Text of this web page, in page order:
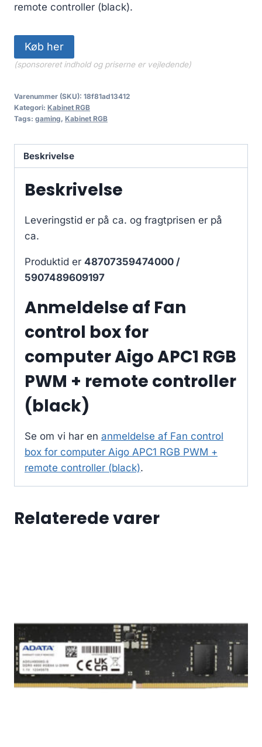
remote controller (black).
Køb her
(sponsoreret indhold og priserne er vejledende)
Varenummer (SKU): 18f81ad13412
Kategori: Kabinet RGB
Tags: gaming, Kabinet RGB
Beskrivelse
Beskrivelse
Leveringstid er på ca. og fragtprisen er på
ca.
Produktid er 48707359474000 /
5907489609197
Anmeldelse af Fan
control box for
computer Aigo APC1 RGB
PWM + remote controller
(black)
Se om vi har en anmeldelse af Fan control
box for computer Aigo APC1 RGB PWM +
remote controller (black).
Relaterede varer